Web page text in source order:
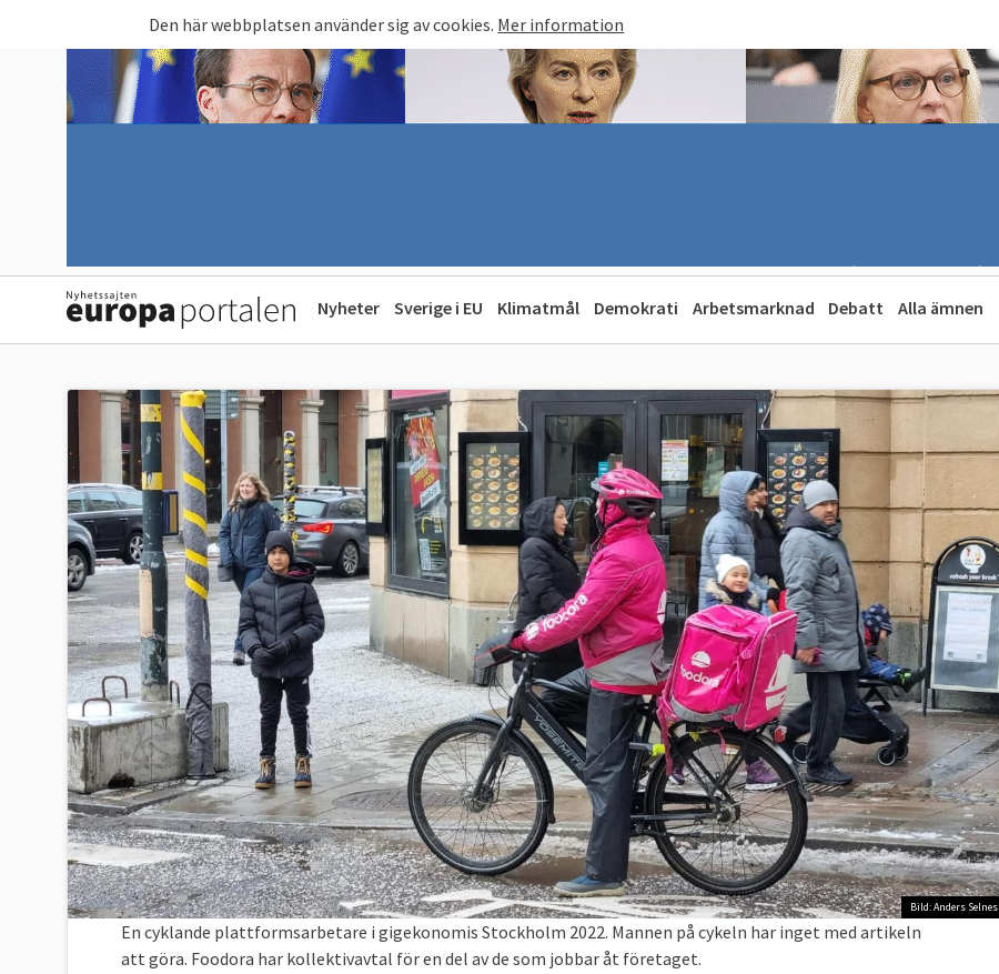
Den här webbplatsen använder sig av cookies. Mer information
Nyheter Sverige i EU Klimatmål Demokrati Arbetsmarknad Debatt Alla ämnen
Bild: Anders Selnes
En cyklande plattformsarbetare i gigekonomis Stockholm 2022. Mannen på cykeln har inget med artikeln
att göra. Foodora har kollektivavtal för en del av de som jobbar åt företaget.